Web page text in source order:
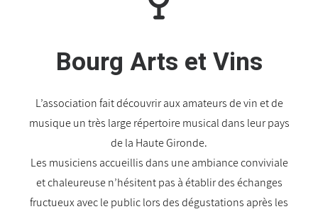
Bourg Arts et Vins
L’association fait découvrir aux amateurs de vin et de
musique un très large répertoire musical dans leur pays
de la Haute Gironde.
Les musiciens accueillis dans une ambiance conviviale
et chaleureuse n’hésitent pas à établir des échanges
fructueux avec le public lors des dégustations après les